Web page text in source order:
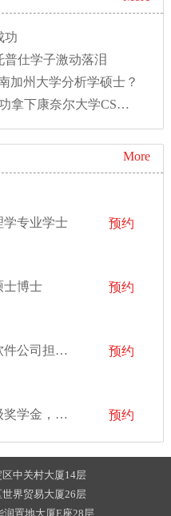
功
仕学子激动落泪
加州大学分析学硕士？
凸显科研强项！美本Q同学成功拿下康奈尔大学CS硕士录取！
More
学专业学士
预约
士博士
预约
曾于美国某跨国软件公司担任产品经理，目前于某大型外企从事数据中台产品经理
预约
本科期间获校一级奖学金，蝉联优秀学生称号三年。本硕共四年完成学业，曾为多家纽约公司策划市场营销方案
预约
中关村大厦14层
界贸易大厦26层
置地大厦E座28层